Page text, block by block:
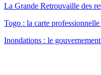
La Grande Retrouvaille des
Togo : la carte
Inondations : le